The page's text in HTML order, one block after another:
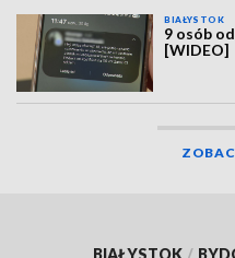
BIAŁYSTOK
9 osób
[WIDEO]
BIAŁYSTOK /